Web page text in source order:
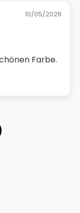
10/05/2026
Farbe.